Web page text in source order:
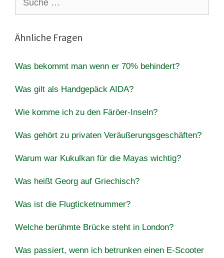
nach:
Ähnliche Fragen
Was bekommt man wenn er 70% behindert?
Was gilt als Handgepäck AIDA?
Wie komme ich zu den Färöer-Inseln?
Was gehört zu privaten Veräußerungsgeschäften?
Warum war Kukulkan für die Mayas wichtig?
Was heißt Georg auf Griechisch?
Was ist die Flugticketnummer?
Welche berühmte Brücke steht in London?
Was passiert, wenn ich betrunken einen E-Scooter